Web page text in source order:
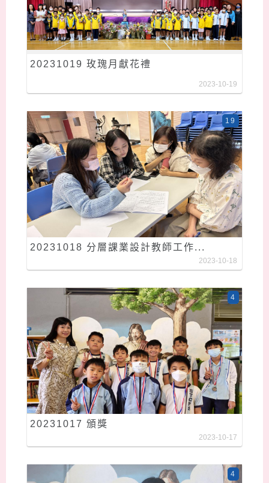
20231019 玫瑰月獻花禮
2023-10-19
20231018 分層課業設計教師工作...
19
2023-10-18
20231017 頒獎
4
2023-10-17
4